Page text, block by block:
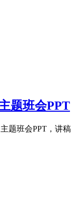
题班会PPT
题班会PPT，讲稿